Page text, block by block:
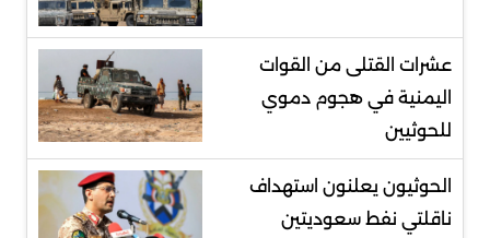
عشرات القتلى من القوات
اليمنية في هجوم دموي
للحوثيين
الحوثيون يعلنون استهداف
ناقلتي نفط سعوديتين